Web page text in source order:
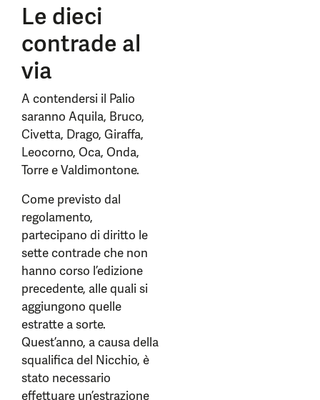
Le dieci
contrade al
via
A contendersi il Palio
saranno Aquila, Bruco,
Civetta, Drago, Giraffa,
Leocorno, Oca, Onda,
Torre e Valdimontone.
Come previsto dal
regolamento,
partecipano di diritto le
sette contrade che non
hanno corso l’edizione
precedente, alle quali si
aggiungono quelle
estratte a sorte.
Quest’anno, a causa della
squalifica del Nicchio, è
stato necessario
effettuare un’estrazione